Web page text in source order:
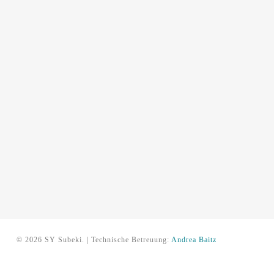
© 2026 SY Subeki. | Technische Betreuung: Andrea Baitz